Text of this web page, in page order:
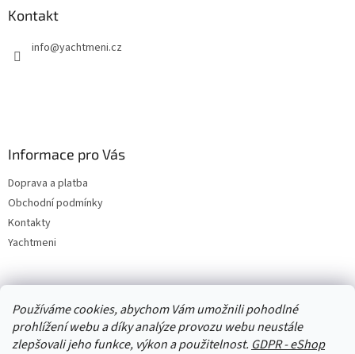
Používáme cookies, abychom Vám umožnili pohodlné
prohlížení webu a díky analýze provozu webu neustále
zlepšovali jeho funkce, výkon a použitelnost. GDPR - eShop
Kontakt
info@yachtmeni.cz
Informace pro Vás
Doprava a platba
Obchodní podmínky
Kontakty
Yachtmeni
Zboží.cz Heureka.cz Yachtmeni ComGate Payments, a.s.